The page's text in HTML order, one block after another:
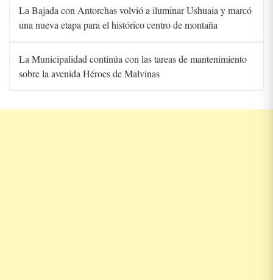
La Bajada con Antorchas volvió a iluminar Ushuaia y marcó
una nueva etapa para el histórico centro de montaña
La Municipalidad continúa con las tareas de mantenimiento
sobre la avenida Héroes de Malvinas